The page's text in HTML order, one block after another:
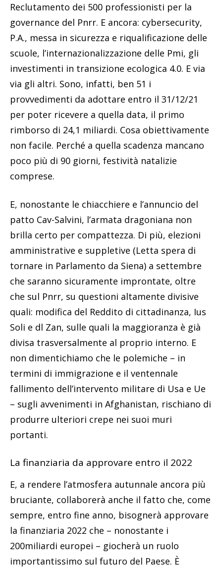
Reclutamento dei 500 professionisti per la
governance del Pnrr. E ancora: cybersecurity,
P.A., messa in sicurezza e riqualificazione delle
scuole, l’internazionalizzazione delle Pmi, gli
investimenti in transizione ecologica 4.0. E via
via gli altri. Sono, infatti, ben 51 i
provvedimenti da adottare entro il 31/12/21
per poter ricevere a quella data, il primo
rimborso di 24,1 miliardi. Cosa obiettivamente
non facile. Perché a quella scadenza mancano
poco più di 90 giorni, festività natalizie
comprese.
E, nonostante le chiacchiere e l’annuncio del
patto Cav-Salvini, l’armata dragoniana non
brilla certo per compattezza. Di più, elezioni
amministrative e suppletive (Letta spera di
tornare in Parlamento da Siena) a settembre
che saranno sicuramente improntate, oltre
che sul Pnrr, su questioni altamente divisive
quali: modifica del Reddito di cittadinanza, Ius
Soli e dl Zan, sulle quali la maggioranza è già
divisa trasversalmente al proprio interno. E
non dimentichiamo che le polemiche – in
termini di immigrazione e il ventennale
fallimento dell’intervento militare di Usa e Ue
– sugli avvenimenti in Afghanistan, rischiano di
produrre ulteriori crepe nei suoi muri
portanti.
La finanziaria da approvare entro il 2022
E, a rendere l’atmosfera autunnale ancora più
bruciante, collaborerà anche il fatto che, come
sempre, entro fine anno, bisognerà approvare
la finanziaria 2022 che – nonostante i
200miliardi europei – giocherà un ruolo
importantissimo sul futuro del Paese. È